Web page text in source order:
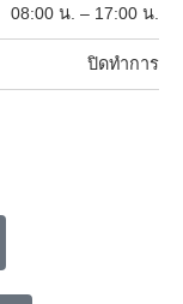
08:00 น. – 17:00 น.
ปิดทำการ